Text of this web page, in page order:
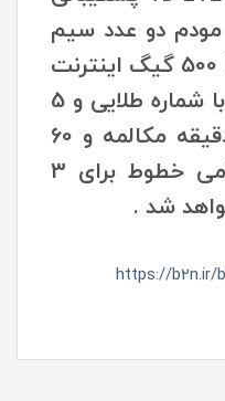
مودم دو عدد سیم
کارت یکی TD_LET با 500 گیگ اینترنت
یکساله و دیگری 5G با شماره طلایی و 5
گیگ اینترنت و 60 دقیقه مکالمه و 60
پیامک رایگان با تمامی خطوط برای 3
شد .
https://b2n.ir/